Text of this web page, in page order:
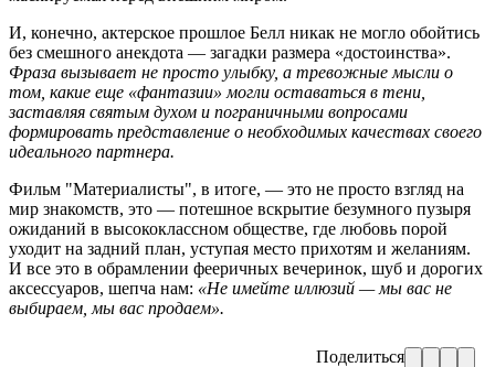
И, конечно, актерское прошлое Белл никак не могло обойтись
без смешного анекдота — загадки размера «достоинства».
Фраза вызывает не просто улыбку, а тревожные мысли о
том, какие еще «фантазии» могли оставаться в тени,
заставляя святым духом и пограничными вопросами
формировать представление о необходимых качествах своего
идеального партнера.
Фильм "Материалисты", в итоге, — это не просто взгляд на
мир знакомств, это — потешное вскрытие безумного пузыря
ожиданий в высококлассном обществе, где любовь порой
уходит на задний план, уступая место прихотям и желаниям.
И все это в обрамлении фееричных вечеринок, шуб и дорогих
аксессуаров, шепча нам: «Не имейте иллюзий — мы вас не
выбираем, мы вас продаем».
Поделиться